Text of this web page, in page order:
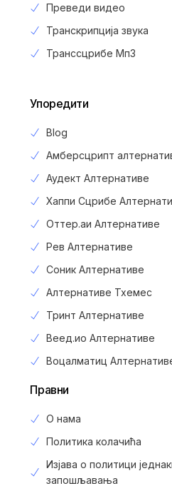
Преведи видео
Транскрипција звука
Транссцрибе Мп3
Упоредити
Blog
Амберсцрипт
Аудект Алтернативе
Хаппи Сцрибе
Оттер.аи Алтернативе
Рев Алтернативе
Соник Алтернативе
Алтернативе Тхемес
Тринт Алтернативе
Веед.ио Алтернативе
Воцалматиц
Правни
О нама
Политика колачића
Изјава о политици
запошљавања